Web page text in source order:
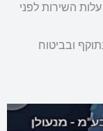
השירות לפני
ובביטוח